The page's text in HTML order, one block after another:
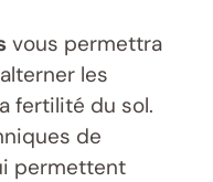
vous permettra
les
fertilité du sol.
de
permettent